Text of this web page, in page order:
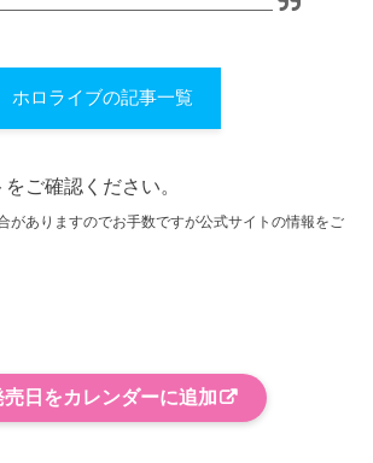
ホロライブの記事一覧
ご確認ください。
がありますのでお手数ですが公式サイトの情報をご
売日をカレンダーに追加